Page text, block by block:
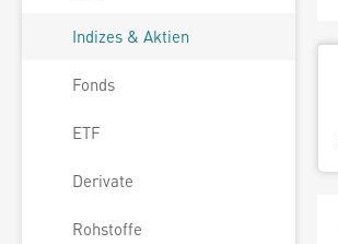
Indizes & Aktien
Fonds
ETF
Derivate
Rohstoffe